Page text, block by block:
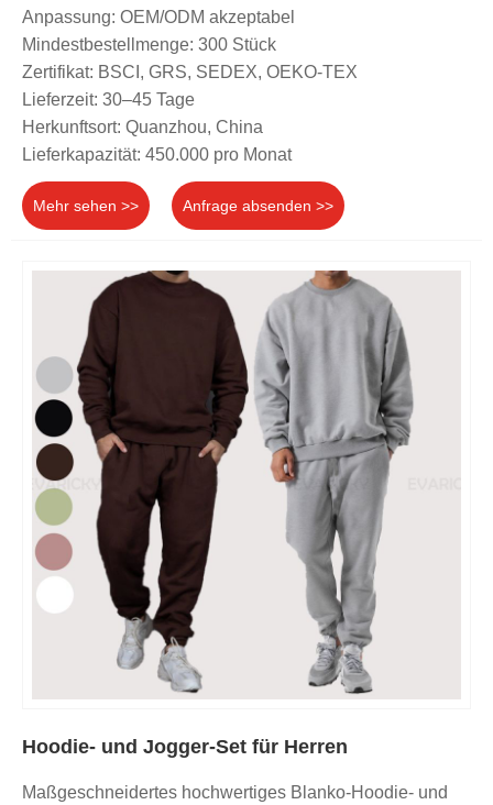
Anpassung: OEM/ODM akzeptabel
Mindestbestellmenge: 300 Stück
Zertifikat: BSCI, GRS, SEDEX, OEKO-TEX
Lieferzeit: 30–45 Tage
Herkunftsort: Quanzhou, China
Lieferkapazität: 450.000 pro Monat
Mehr sehen >> Anfrage absenden >>
Hoodie- und Jogger-Set für Herren
Maßgeschneidertes hochwertiges Blanko-Hoodie- und